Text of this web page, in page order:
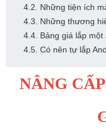
4.2. Những tiện ích
4.3. Những thương
4.4. Bảng giá lắp một
4.5. Có nên tự lắp
NÂNG